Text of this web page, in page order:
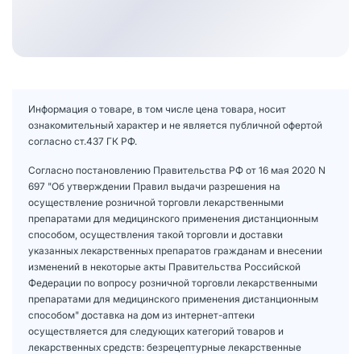
Информация о товаре, в том числе цена товара, носит
ознакомительный характер и не является публичной офертой
согласно ст.437 ГК РФ.
Согласно постановлению Правительства РФ от 16 мая 2020 N
697 "Об утверждении Правил выдачи разрешения на
осуществление розничной торговли лекарственными
препаратами для медицинского применения дистанционным
способом, осуществления такой торговли и доставки
указанных лекарственных препаратов гражданам и внесении
изменений в некоторые акты Правительства Российской
Федерации по вопросу розничной торговли лекарственными
препаратами для медицинского применения дистанционным
способом" доставка на дом из интернет-аптеки
осуществляется для следующих категорий товаров и
лекарственных средств: безрецептурные лекарственные